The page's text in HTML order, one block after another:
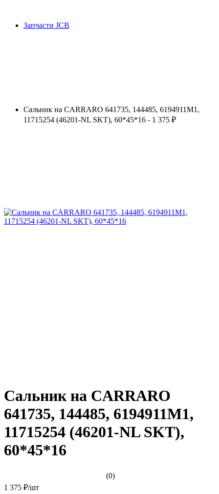
Запчасти JCB
Сальник на CARRARO 641735, 144485, 6194911M1,
11715254 (46201-NL SKT), 60*45*16 - 1 375 ₽
Сальник на CARRARO
641735, 144485, 6194911M1,
11715254 (46201-NL SKT),
60*45*16
(0)
1 375 ₽/шт